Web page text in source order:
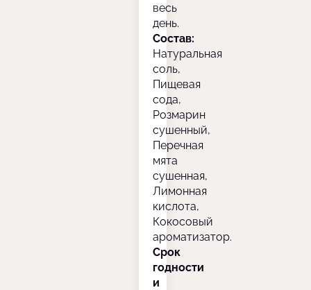
весь
день.
Состав:
Натуральная
соль,
Пищевая
сода,
Розмарин
сушенный,
Перечная
мята
сушенная,
Лимонная
кислота,
Кокосовый
ароматизатор.
Срок
годности
и